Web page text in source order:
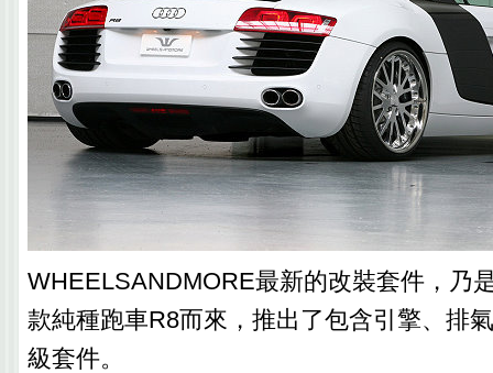
WHEELSANDMORE最新的改裝套件，乃
款純種跑車R8而來，推出了包含引擎、排
級套件。